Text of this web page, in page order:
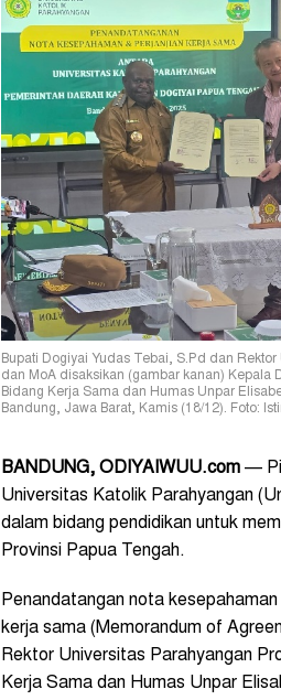
Bupati Dogiyai Yudas Tebai, S.Pd dan
dan MoA disaksikan (gambar kanan)
Bidang Kerja Sama dan Humas Unpar
Bandung, Jawa Barat, Kamis (18/12). Foto:
BANDUNG, ODIYAIWUU.com —
Universitas Katolik Parahyangan
dalam bidang pendidikan untuk
Provinsi Papua Tengah.
Penandatangan nota
kerja sama (Memorandum of
Rektor Universitas Parahyangan
Kerja Sama dan Humas Unpar